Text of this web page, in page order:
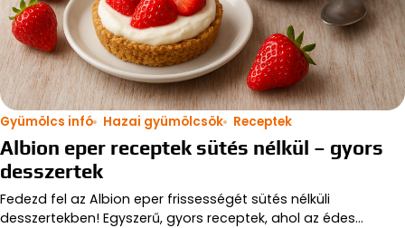
Gyümölcs infó Hazai gyümölcsök Receptek
Albion eper receptek sütés nélkül – gyors
desszertek
Fedezd fel az Albion eper frissességét sütés nélküli
desszertekben! Egyszerű, gyors receptek, ahol az édes…